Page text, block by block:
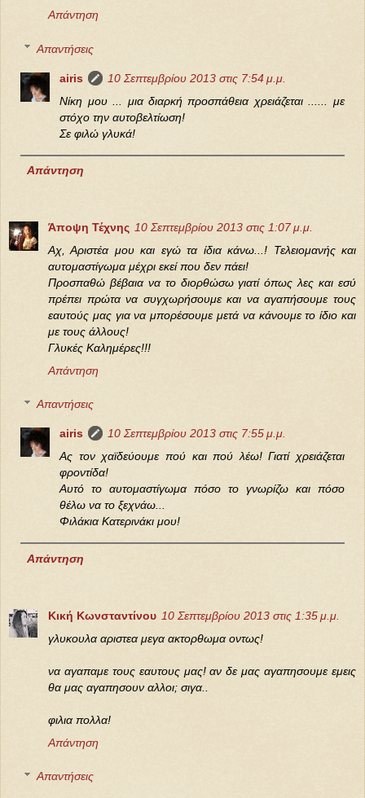
Απάντηση
Απαντήσεις
airis
10 Σεπτεμβρίου 2013 στις 7:54 μ.μ.
Νίκη μου ... μια διαρκή προσπάθεια χρειάζεται ...... με
στόχο την αυτοβελτίωση!
Σε φιλώ γλυκά!
Απάντηση
Άποψη Τέχνης 10 Σεπτεμβρίου 2013 στις 1:07 μ.μ.
Αχ, Αριστέα μου και εγώ τα ίδια κάνω...! Τελειομανής και
αυτομαστίγωμα μέχρι εκεί που δεν πάει!
Προσπαθώ βέβαια να το διορθώσω γιατί όπως λες και εσύ
πρέπει πρώτα να συγχωρήσουμε και να αγαπήσουμε τους
εαυτούς μας για να μπορέσουμε μετά να κάνουμε το ίδιο και
με τους άλλους!
Γλυκές Καλημέρες!!!
Απάντηση
Απαντήσεις
airis
10 Σεπτεμβρίου 2013 στις 7:55 μ.μ.
Ας τον χαϊδεύουμε πού και πού λέω! Γιατί χρειάζεται
φροντίδα!
Αυτό το αυτομαστίγωμα πόσο το γνωρίζω και πόσο
θέλω να το ξεχνάω...
Φιλάκια Κατερινάκι μου!
Απάντηση
Κική Κωνσταντίνου 10 Σεπτεμβρίου 2013 στις 1:35 μ.μ.
γλυκουλα αριστεα μεγα ακτορθωμα οντως!
να αγαπαμε τους εαυτους μας! αν δε μας αγαπησουμε εμεις
θα μας αγαπησουν αλλοι; σιγα..
φιλια πολλα!
Απάντηση
Απαντήσεις